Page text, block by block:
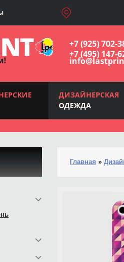
+7 (925) 702-
+7 (495) 147-
ДИЗАЙНЕРСКАЯ
ОДЕЖДА
Главная »